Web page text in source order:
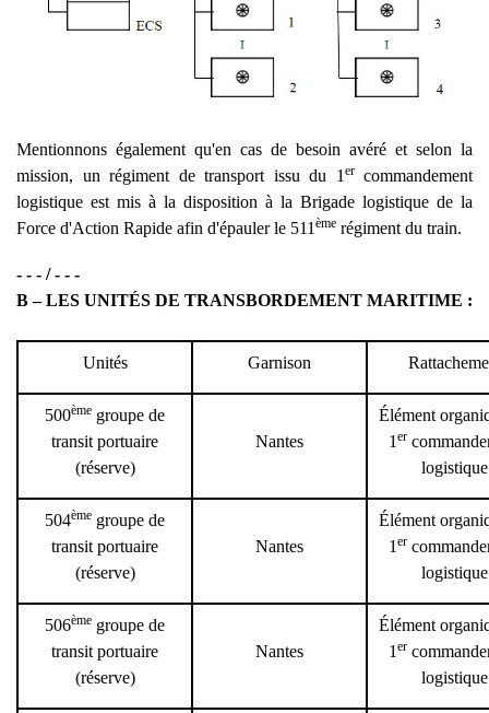
Mentionnons également qu'en cas de besoin avéré et selon la
mission, un régiment de transport issu du 1 ercommandement
logistique est mis à la disposition à la Brigade logistique de la
Force d'Action Rapide afin d'épauler le 511 ème régiment du train.
- - - / - - -
B – LES UNITÉS DE TRANSBORDEMENT MARITIME :
Unités Garnison
500ème groupe de
transit portuaire
(réserve)
Nantes
Élément
1 er
logistique
504ème groupe de
transit portuaire
(réserve)
Nantes
Élément
1 er
logistique
506ème groupe de
transit portuaire
(réserve)
Nantes
Élément
1 er
logistique